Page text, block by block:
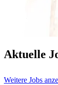
Aktuelle
Weitere Jobs